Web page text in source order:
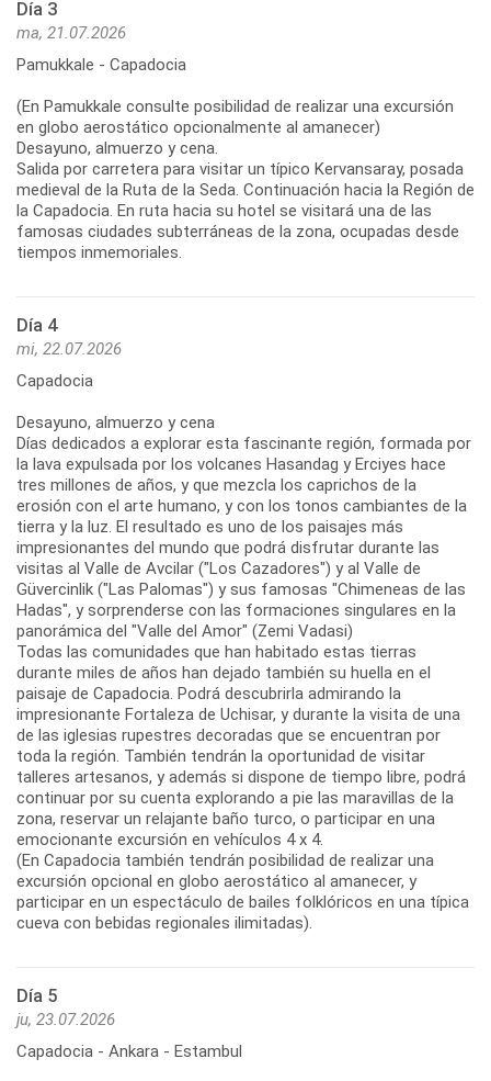
Día 3
ma, 21.07.2026
Pamukkale - Capadocia
(En Pamukkale consulte posibilidad de realizar una excursión
en globo aerostático opcionalmente al amanecer)
Desayuno, almuerzo y cena.
Salida por carretera para visitar un típico Kervansaray, posada
medieval de la Ruta de la Seda. Continuación hacia la Región de
la Capadocia. En ruta hacia su hotel se visitará una de las
famosas ciudades subterráneas de la zona, ocupadas desde
tiempos inmemoriales.
Día 4
mi, 22.07.2026
Capadocia
Desayuno, almuerzo y cena
Días dedicados a explorar esta fascinante región, formada por
la lava expulsada por los volcanes Hasandag y Erciyes hace
tres millones de años, y que mezcla los caprichos de la
erosión con el arte humano, y con los tonos cambiantes de la
tierra y la luz. El resultado es uno de los paisajes más
impresionantes del mundo que podrá disfrutar durante las
visitas al Valle de Avcilar ("Los Cazadores") y al Valle de
Güvercinlik ("Las Palomas") y sus famosas "Chimeneas de las
Hadas", y sorprenderse con las formaciones singulares en la
panorámica del "Valle del Amor" (Zemi Vadasi)
Todas las comunidades que han habitado estas tierras
durante miles de años han dejado también su huella en el
paisaje de Capadocia. Podrá descubrirla admirando la
impresionante Fortaleza de Uchisar, y durante la visita de una
de las iglesias rupestres decoradas que se encuentran por
toda la región. También tendrán la oportunidad de visitar
talleres artesanos, y además si dispone de tiempo libre, podrá
continuar por su cuenta explorando a pie las maravillas de la
zona, reservar un relajante baño turco, o participar en una
emocionante excursión en vehículos 4 x 4.
(En Capadocia también tendrán posibilidad de realizar una
excursión opcional en globo aerostático al amanecer, y
participar en un espectáculo de bailes folklóricos en una típica
cueva con bebidas regionales ilimitadas).
Día 5
ju, 23.07.2026
Capadocia - Ankara - Estambul